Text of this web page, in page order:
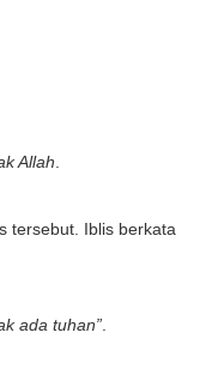
Allah
tersebut. Iblis berkata
ada tuhan”